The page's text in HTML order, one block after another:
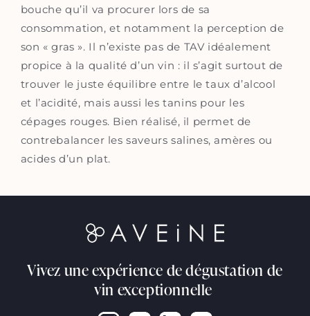
bouche qu’il va procurer lors de sa
consommation, et notamment la perception de
son « gras ». Il n’existe pas de TAV idéalement
propice à la qualité d’un vin : il s’agit surtout de
trouver le juste équilibre entre le taux d’alcool
et l’acidité, mais aussi les tanins pour les
cépages rouges. Bien réalisé, il permet de
contrebalancer les saveurs salines, amères ou
acides d’un plat.
Vivez une expérience de dégustation de
vin exceptionnelle